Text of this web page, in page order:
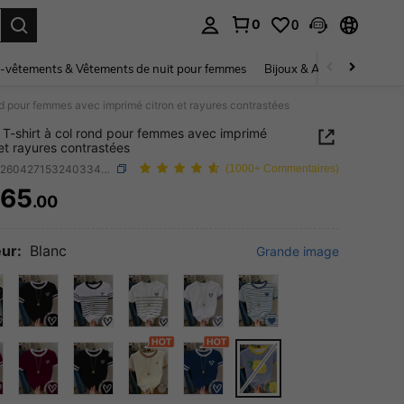
0 0
vêtements & Vêtements de nuit pour femmes Bijoux & Accessoires pour
pour femmes avec imprimé citron et rayures contrastées
T-shirt à col rond pour femmes avec imprimé
rayures contrastées
(1000+ Commentaires)
AND AVAILABILITY
.00
Blanc Grande image